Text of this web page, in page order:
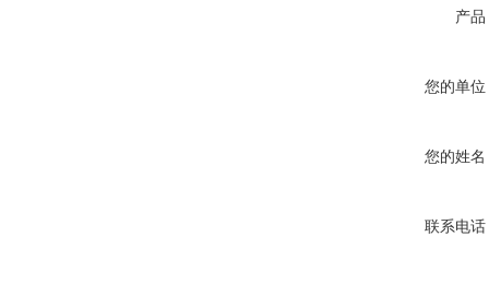
产品
您的单位
您的姓名
联系电话